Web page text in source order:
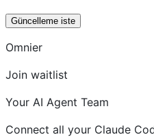
Güncelleme iste
Omnier
Join waitlist
Your AI Agent Team
Connect all your Claude